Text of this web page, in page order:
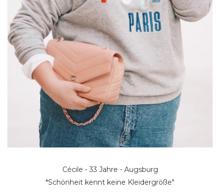
Cécile - 33 Jahre - Augsburg
*Schönheit kennt keine Kleidergröße"